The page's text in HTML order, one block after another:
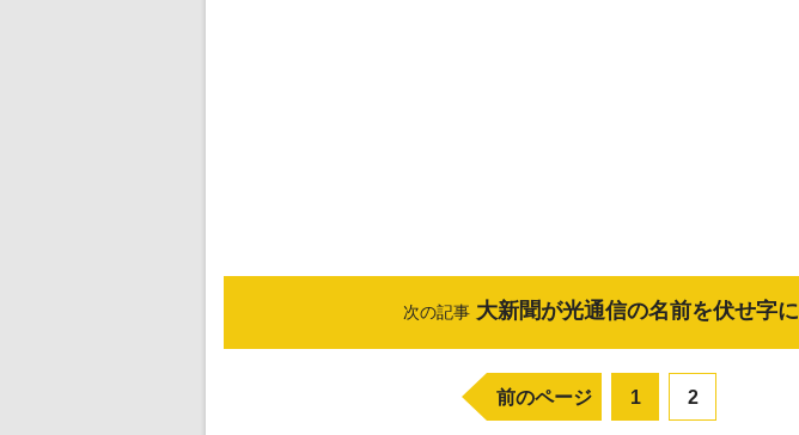
次の記事 大新聞が光通信の名前を伏せ字に
前のページ 1 2